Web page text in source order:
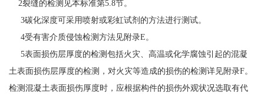
2裂缝的检测见本标准第5.8节。
3碳化深度可采用喷射或彩虹试剂的方法进行测试。
4受有害介质侵蚀检测方法见附录E。
5表面损伤层厚度的检测包括火灾、高温或化学腐蚀引起的混凝
土表面损伤层厚度的检测，对火灾等造成的损伤的检测详见附录F。
检测混凝土表面损伤厚度时，应根据构件的损伤外观状况选取有代